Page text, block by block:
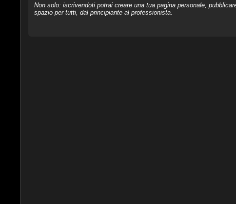
Non solo: iscrivendoti potrai creare una tua pagina personale,
spazio per tutti, dal principiante al professionista.